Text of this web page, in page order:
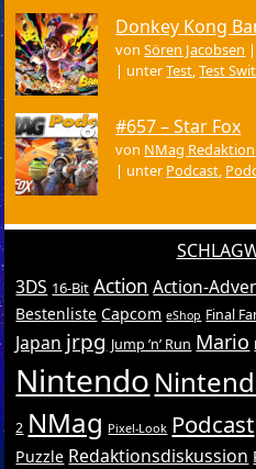
Donkey Kong
vonSören Jacobsen
| unterTest,Test
#657 – Star Fox
von NMag Redaktion
| unter Podcast,
3DS 16-Bit Action Action-
Bestenliste Capcom eShop Final
Japan jrpg Jump ’n’ Run Mario
Nintendo
2 NMag Pixel-Look Podcast
Puzzle Redaktionsdiskussion